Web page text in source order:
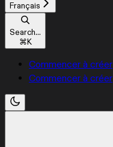
Français
Search...
⌘K
Commencer à créer
Commencer à créer